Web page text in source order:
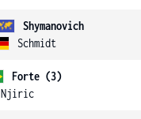
Shymanovich
Schmidt
Forte (3)
Njiric